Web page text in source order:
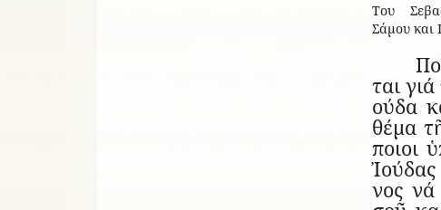
Του
Σάμου και
ται
ούδα
θέμα
ποιοι
νος